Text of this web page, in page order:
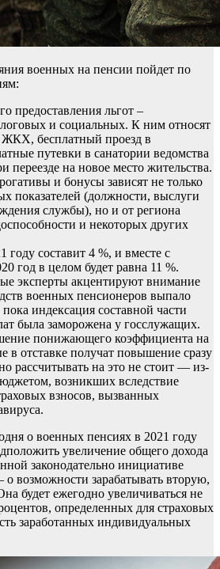
военных на пенсии пойдет по
предоставления льгот –
и социальных. К ним относят
ЖКХ, бесплатный проезд в
путевки в санатории ведомства
переезде на новое место жительства.
и бонусы зависят не только
показателей (должности, выслуги
службы), но и от региона
и некоторых других
году составит 4 %, и вместе с
год в целом будет равна 11 %.
эксперты акцентируют внимание
военных пенсионеров выпало
пока индексация составной части
была заморожена у госслужащих.
понижающего коэффициента на
в отставке получат повышение сразу
рассчитывать на это не стоит — из-
возникших вследствие
взносов, вызванных
о военных пенсиях в 2021 году
увеличение общего дохода
законодательно инициативе
возможности зарабатывать вторую,
будет ежегодно увеличиваться не
определенных для страховых
заработанных индивидуальных